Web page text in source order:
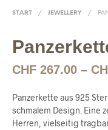
START / JEWELLERY /
CHF 267.00 –
Panzerkette aus 925
schmalem Design. Eine
Herren, vielseitig